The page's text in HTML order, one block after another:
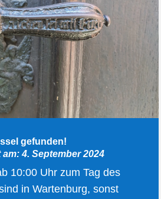
gefunden!
4. September 2024
10:00 Uhr zum Tag des
in Wartenburg, sonst